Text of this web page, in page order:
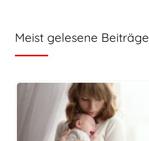
Meist gelesene Beiträge